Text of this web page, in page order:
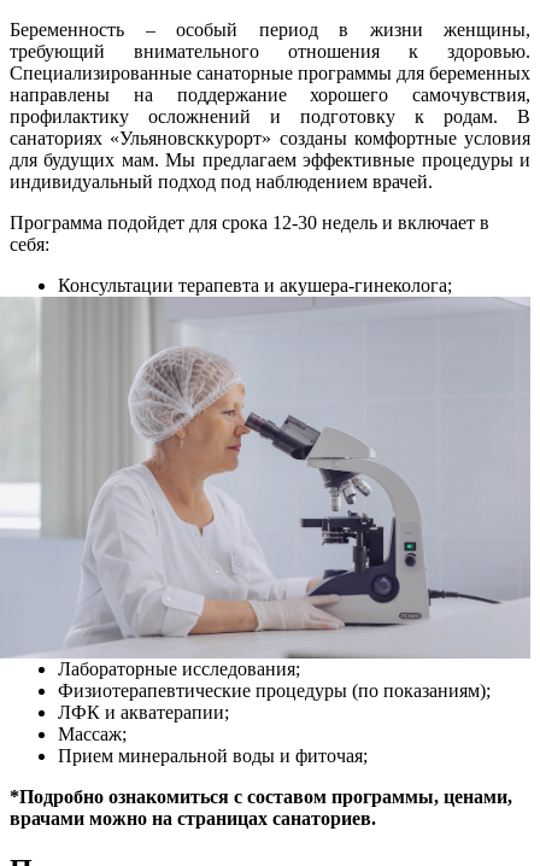
Беременность – особый период в жизни женщины,
требующий внимательного отношения к здоровью.
Специализированные санаторные программы для беременных
направлены на поддержание хорошего самочувствия,
профилактику осложнений и подготовку к родам. В
санаториях «Ульяновсккурорт» созданы комфортные условия
для будущих мам. Мы предлагаем эффективные процедуры и
индивидуальный подход под наблюдением врачей.
Программа подойдет для срока 12-30 недель и включает в
себя:
Консультации терапевта и акушера-гинеколога;
Лабораторные исследования;
Физиотерапевтические процедуры (по показаниям);
ЛФК и акватерапии;
Массаж;
Прием минеральной воды и фиточая;
*Подробно ознакомиться с составом программы, ценами,
врачами можно на страницах санаториев.